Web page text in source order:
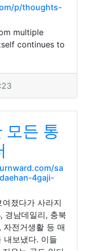
p/thoughts-
multiple
continues to
모든 통
sa
4gaji-
졌다가 사라지
경남데일리, 충북
자전거생활 등 매
내보냈다. 이들